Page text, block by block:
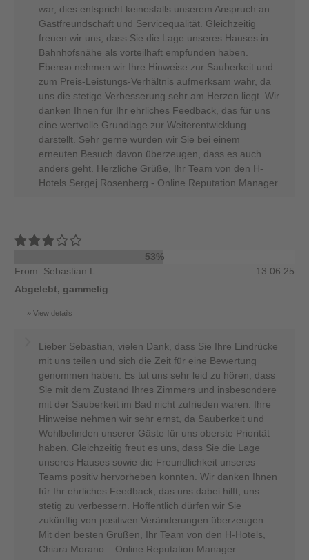
war, dies entspricht keinesfalls unserem Anspruch an
Gastfreundschaft und Servicequalität. Gleichzeitig
freuen wir uns, dass Sie die Lage unseres Hauses in
Bahnhofsnähe als vorteilhaft empfunden haben.
Ebenso nehmen wir Ihre Hinweise zur Sauberkeit und
zum Preis-Leistungs-Verhältnis aufmerksam wahr, da
uns die stetige Verbesserung sehr am Herzen liegt. Wir
danken Ihnen für Ihr ehrliches Feedback, das für uns
eine wertvolle Grundlage zur Weiterentwicklung
darstellt. Sehr gerne würden wir Sie bei einem
erneuten Besuch davon überzeugen, dass es auch
anders geht. Herzliche Grüße, Ihr Team von den H-
Hotels Sergej Rosenberg - Online Reputation Manager
53%
From: Sebastian L.
13.06.25
Abgelebt, gammelig
View details
Lieber Sebastian, vielen Dank, dass Sie Ihre Eindrücke
mit uns teilen und sich die Zeit für eine Bewertung
genommen haben. Es tut uns sehr leid zu hören, dass
Sie mit dem Zustand Ihres Zimmers und insbesondere
mit der Sauberkeit im Bad nicht zufrieden waren. Ihre
Hinweise nehmen wir sehr ernst, da Sauberkeit und
Wohlbefinden unserer Gäste für uns oberste Priorität
haben. Gleichzeitig freut es uns, dass Sie die Lage
unseres Hauses sowie die Freundlichkeit unseres
Teams positiv hervorheben konnten. Wir danken Ihnen
für Ihr ehrliches Feedback, das uns dabei hilft, uns
stetig zu verbessern. Hoffentlich dürfen wir Sie
zukünftig von positiven Veränderungen überzeugen.
Mit den besten Grüßen, Ihr Team von den H-Hotels,
Chiara Morano – Online Reputation Manager